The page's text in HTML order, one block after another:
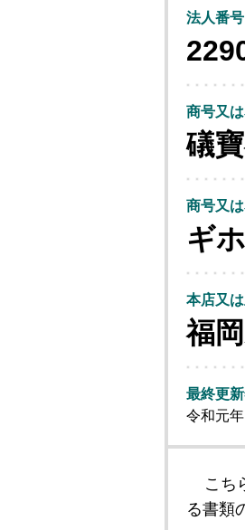
法人番号
商号又
礒
商号又
ギ
本店又
福
最終更
令和元
こち
る書類